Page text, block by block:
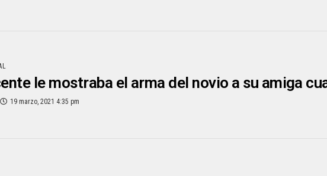
le mostraba el arma del novio a su amiga
19 marzo, 2021 4:35 pm